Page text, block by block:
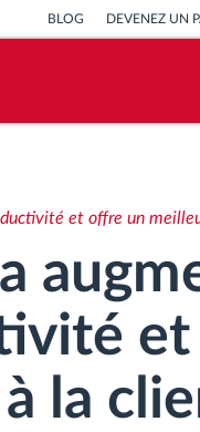
BLOG DEVENEZ UN
de conduite
d’œuvre
et offre un
la